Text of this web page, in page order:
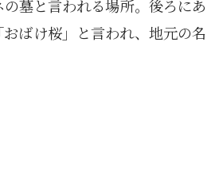
墓と言われる場所。後ろにあ
ばけ桜」と言われ、地元の名